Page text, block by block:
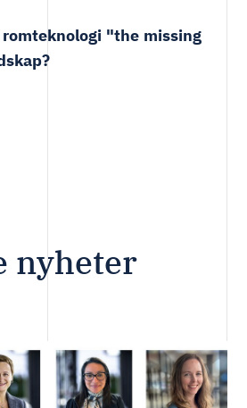
"the missing
nyheter